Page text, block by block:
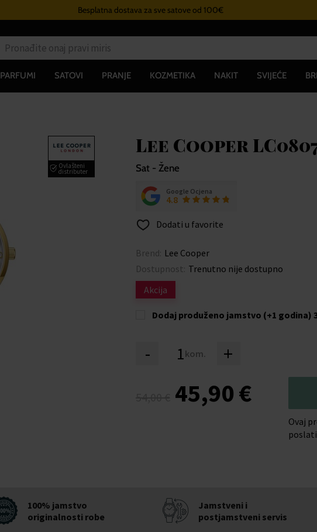
Besplatna dostava za sve satove od 100€
PARFUMI SATOVI PRANJE KOZMETIKA NAKIT SVIJEĆE
Ovlašteni
distributer
Lee Cooper
Sat - Žene
Google Ocjena
4.8
Dodati u favorite
Brend: Lee Cooper
Dostupnost: Trenutno nije dostupno
Akcija
Dodaj produženo jamstvo (+1 godina)
- kom. +
45,90 €
Ovaj
100% jamstvo
originalnosti robe
Jamstveni i
postjamstveni servis